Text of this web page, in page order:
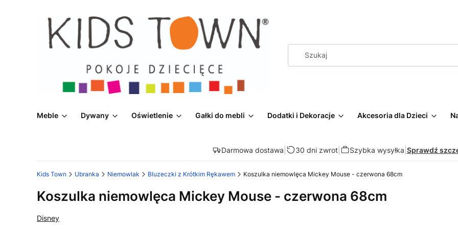
Meble Dywany Oświetlenie Gałki do mebli Dodatki i Dekoracje Akcesoria dla Dzieci
Darmowa dostawa 30 dni zwrot| Szybka wysyłka Sprawdź
Kids Town Ubranka Niemowlak Bluzeczki z Krótkim Rękawem Koszulka niemowlęca Mickey Mouse - czerwona 68cm
Koszulka niemowlęca Mickey Mouse - czerwona 68cm
Disney